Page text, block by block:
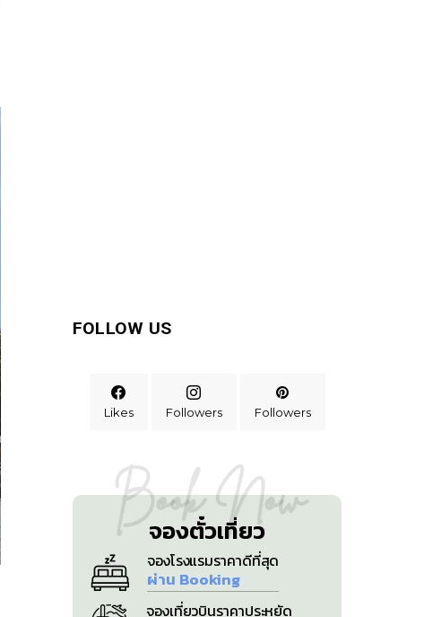
FOLLOW US
Likes Followers Followers
จองตั๋วเที่ยว
Book Now
จองโรงแรมราคาดีที่สุด
ผ่าน Booking
จองเที่ยวบินราคาประหยัด